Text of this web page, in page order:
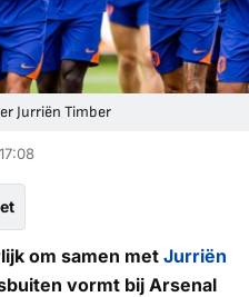
Jurriën Timber
om samen met Jurriën
vormt bij Arsenal